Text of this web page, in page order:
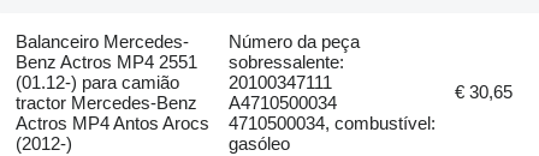
Balanceiro Mercedes-
Benz Actros MP4 2551
(01.12-) para camião
tractor Mercedes-Benz
Actros MP4 Antos Arocs
(2012-)
Número da peça
sobressalente:
20100347111
A4710500034
4710500034, combustível:
gasóleo
€ 30,65